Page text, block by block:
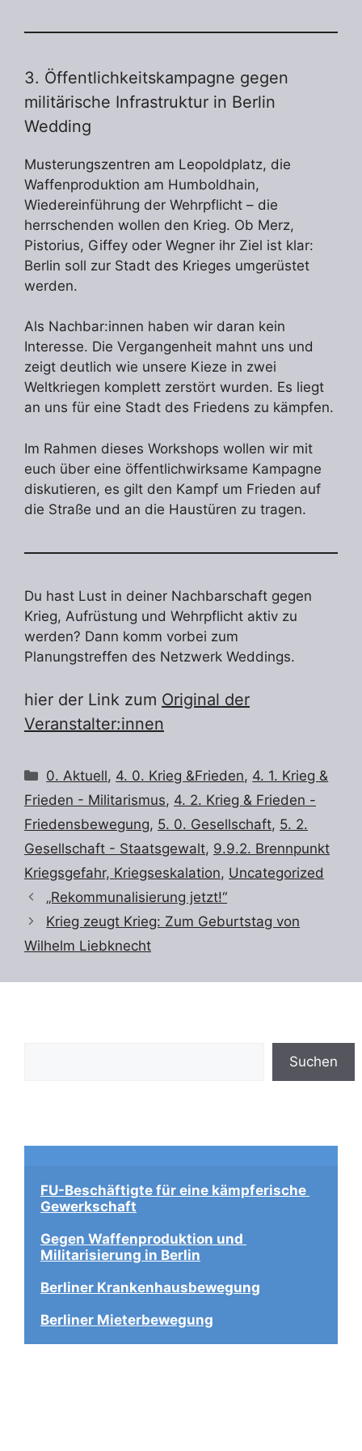
3. Öffentlichkeitskampagne gegen
militärische Infrastruktur in Berlin
Wedding
Musterungszentren am Leopoldplatz, die
Waffenproduktion am Humboldhain,
Wiedereinführung der Wehrpflicht – die
herrschenden wollen den Krieg. Ob Merz,
Pistorius, Giffey oder Wegner ihr Ziel ist klar:
Berlin soll zur Stadt des Krieges umgerüstet
werden.
Als Nachbar:innen haben wir daran kein
Interesse. Die Vergangenheit mahnt uns und
zeigt deutlich wie unsere Kieze in zwei
Weltkriegen komplett zerstört wurden. Es liegt
an uns für eine Stadt des Friedens zu kämpfen.
Im Rahmen dieses Workshops wollen wir mit
euch über eine öffentlichwirksame Kampagne
diskutieren, es gilt den Kampf um Frieden auf
die Straße und an die Haustüren zu tragen.
Du hast Lust in deiner Nachbarschaft gegen
Krieg, Aufrüstung und Wehrpflicht aktiv zu
werden? Dann komm vorbei zum
Planungstreffen des Netzwerk Weddings.
hier der Link zum Original der
Veranstalter:innen
Kategorien
0. Aktuell, 4. 0. Krieg &Frieden, 4. 1. Krieg &
Frieden - Militarismus, 4. 2. Krieg & Frieden -
Friedensbewegung, 5. 0. Gesellschaft, 5. 2.
Gesellschaft - Staatsgewalt, 9.9.2. Brennpunkt
Kriegsgefahr, Kriegseskalation, Uncategorized
„Rekommunalisierung jetzt!“
Krieg zeugt Krieg: Zum Geburtstag von
Wilhelm Liebknecht
Suchen
FU-Beschäftigte für eine kämpferische
Gewerkschaft
Gegen Waffenproduktion und
Militarisierung in Berlin
Berliner Krankenhausbewegung
Berliner Mieterbewegung